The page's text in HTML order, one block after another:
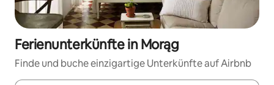
Ferienunterkünfte in Morąg
Finde und buche einzigartige Unterkünfte auf Airbnb